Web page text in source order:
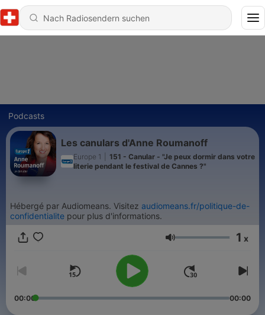
Podcasts
Les canulars d'Anne Roumanoff
Europe 1
151 - Canular - "Je peux dormir dans votre
literie pendant le festival de Cannes ?"
Hébergé par Audiomeans. Visitez audiomeans.fr/politique-de-
confidentialite pour plus d'informations.
Lautstärke 1 x
00:00 00:00